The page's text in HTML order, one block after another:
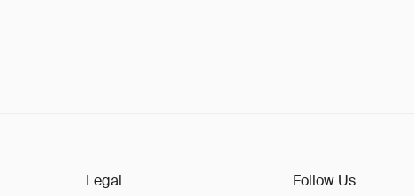
Legal Follow Us